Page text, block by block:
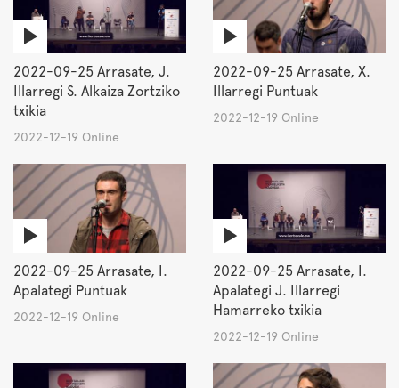
2022-09-25 Arrasate, J.
Illarregi S. Alkaiza Zortziko
txikia
2022-12-19 Online
2022-09-25 Arrasate, X.
Illarregi Puntuak
2022-12-19 Online
2022-09-25 Arrasate, I.
Apalategi Puntuak
2022-12-19 Online
2022-09-25 Arrasate, I.
Apalategi J. Illarregi
Hamarreko txikia
2022-12-19 Online